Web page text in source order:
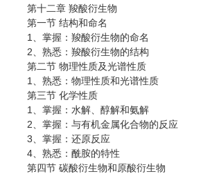
第十二章 羧酸衍生物
第一节 结构和命名
1、掌握：羧酸衍生物的命名
2、熟悉：羧酸衍生物的结构
第二节 物理性质及光谱性质
1、熟悉：物理性质和光谱性质
第三节 化学性质
1、掌握：水解、醇解和氨解
2、掌握：与有机金属化合物的反应
3、掌握：还原反应
4、熟悉：酰胺的特性
第四节 碳酸衍生物和原酸衍生物